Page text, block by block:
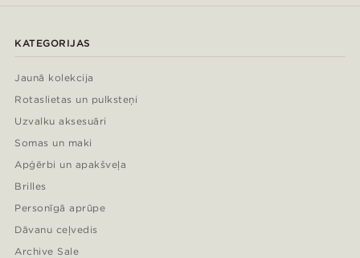
KATEGORIJAS
Jaunā kolekcija
Rotaslietas un pulksteņi
Uzvalku aksesuāri
Somas un maki
Apģērbi un apakšveļa
Brilles
Personīgā aprūpe
Dāvanu ceļvedis
Archive Sale